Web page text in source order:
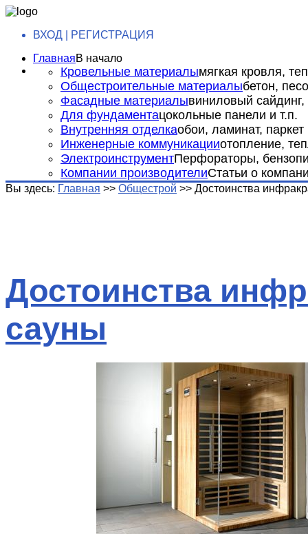
ВХОД | РЕГИСТРАЦИЯ
ГлавнаяВ начало
Кровельные материалымягкая кровля,
Общестроительные материалыбетон,
Фасадные материалывиниловый сайдинг,
Для фундаментацокольные панели и т.п.
Внутренняя отделкаобои, ламинат, паркет
Инженерные коммуникацииотопление,
ЭлектроинструментПерфораторы,
Компании производителиСтатьи о
Вы здесь: Главная >> Общестрой >> Достоинства
Достоинства
сауны